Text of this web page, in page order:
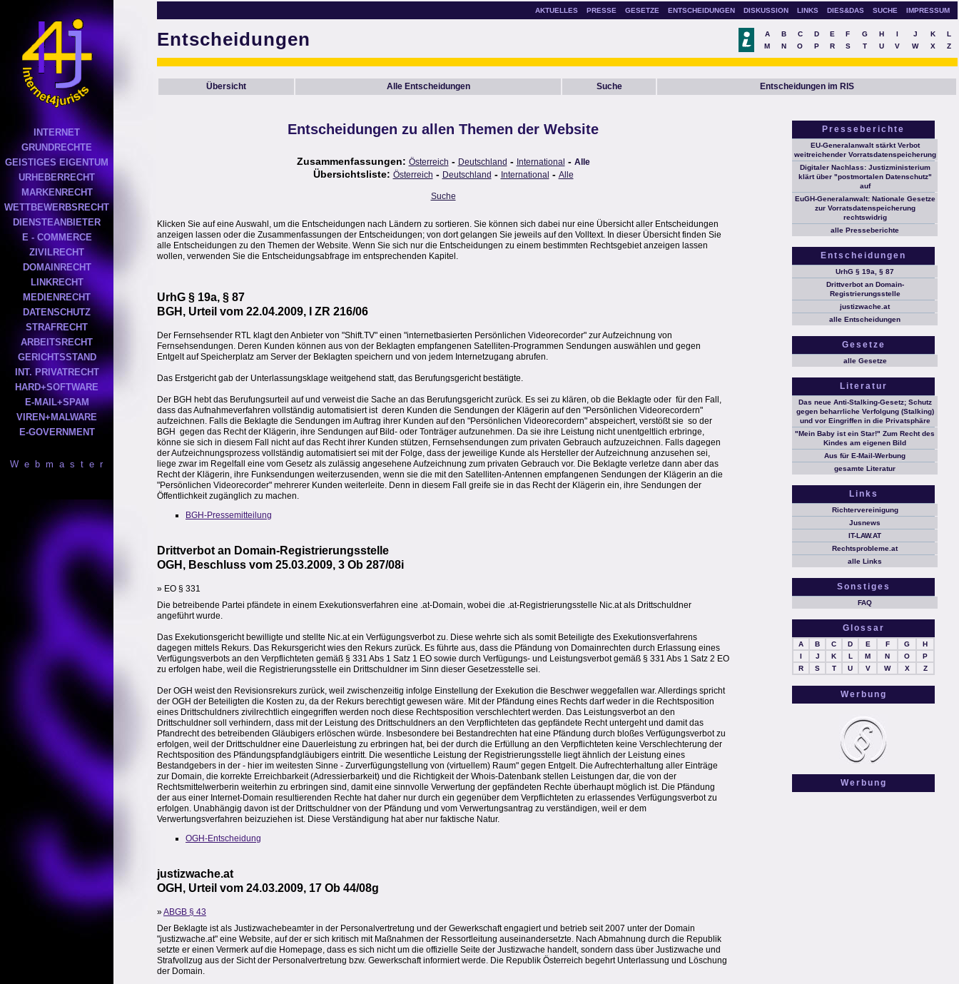
INTERNET
GRUNDRECHTE
GEISTIGES EIGENTUM
URHEBERRECHT
MARKENRECHT
WETTBEWERBSRECHT
DIENSTEANBIETER
E - COMMERCE
ZIVILRECHT
DOMAINRECHT
LINKRECHT
MEDIENRECHT
DATENSCHUTZ
STRAFRECHT
ARBEITSRECHT
GERICHTSSTAND
INT. PRIVATRECHT
HARD+SOFTWARE
E-MAIL+SPAM
VIREN+MALWARE
E-GOVERNMENT
W e b m a s t e r
AKTUELLES PRESSE GESETZE ENTSCHEIDUNGEN DISKUSSION LINKS DIES&DAS SUCHE IMPRESSUM
Entscheidungen A B C D E F G H I J K
L
M
N O P R S T U V W X Z
Übersicht Alle Entscheidungen Suche Entscheidungen im RIS
Entscheidungen zu allen Themen der Website
Zusammenfassungen: Österreich - Deutschland - International - Alle
Übersichtsliste: Österreich - Deutschland - International - Alle
Suche
Klicken Sie auf eine Auswahl, um die Entscheidungen nach Ländern zu sortieren. Sie können sich dabei nur eine Übersicht aller Entscheidungen
anzeigen lassen oder die Zusammenfassungen der Entscheidungen; von dort gelangen Sie jeweils auf den Volltext. In dieser Übersicht finden Sie
alle Entscheidungen zu den Themen der Website. Wenn Sie sich nur die Entscheidungen zu einem bestimmten Rechtsgebiet anzeigen lassen
wollen, verwenden Sie die Entscheidungsabfrage im entsprechenden Kapitel.
UrhG § 19a, § 87
BGH, Urteil vom 22.04.2009, I ZR 216/06
Der Fernsehsender RTL klagt den Anbieter von "Shift.TV" einen "internetbasierten Persönlichen Videorecorder" zur Aufzeichnung von
Fernsehsendungen. Deren Kunden können aus von der Beklagten empfangenen Satelliten-Programmen Sendungen auswählen und gegen
Entgelt auf Speicherplatz am Server der Beklagten speichern und von jedem Internetzugang abrufen.
Das Erstgericht gab der Unterlassungsklage weitgehend statt, das Berufungsgericht bestätigte.
Der BGH hebt das Berufungsurteil auf und verweist die Sache an das Berufungsgericht zurück. Es sei zu klären, ob die Beklagte oder  für den Fall,
dass das Aufnahmeverfahren vollständig automatisiert ist  deren Kunden die Sendungen der Klägerin auf den "Persönlichen Videorecordern"
aufzeichnen. Falls die Beklagte die Sendungen im Auftrag ihrer Kunden auf den "Persönlichen Videorecordern" abspeichert, verstößt sie  so der
BGH  gegen das Recht der Klägerin, ihre Sendungen auf Bild- oder Tonträger aufzunehmen. Da sie ihre Leistung nicht unentgeltlich erbringe,
könne sie sich in diesem Fall nicht auf das Recht ihrer Kunden stützen, Fernsehsendungen zum privaten Gebrauch aufzuzeichnen. Falls dagegen
der Aufzeichnungsprozess vollständig automatisiert sei mit der Folge, dass der jeweilige Kunde als Hersteller der Aufzeichnung anzusehen sei,
liege zwar im Regelfall eine vom Gesetz als zulässig angesehene Aufzeichnung zum privaten Gebrauch vor. Die Beklagte verletze dann aber das
Recht der Klägerin, ihre Funksendungen weiterzusenden, wenn sie die mit den Satelliten-Antennen empfangenen Sendungen der Klägerin an die
"Persönlichen Videorecorder" mehrerer Kunden weiterleite. Denn in diesem Fall greife sie in das Recht der Klägerin ein, ihre Sendungen der
Öffentlichkeit zugänglich zu machen.
BGH-Pressemitteilung
Drittverbot an Domain-Registrierungsstelle
OGH, Beschluss vom 25.03.2009, 3 Ob 287/08i
» EO § 331
Die betreibende Partei pfändete in einem Exekutionsverfahren eine .at-Domain, wobei die .at-Registrierungsstelle Nic.at als Drittschuldner
angeführt wurde.
Das Exekutionsgericht bewilligte und stellte Nic.at ein Verfügungsverbot zu. Diese wehrte sich als somit Beteiligte des Exekutionsverfahrens
dagegen mittels Rekurs. Das Rekursgericht wies den Rekurs zurück. Es führte aus, dass die Pfändung von Domainrechten durch Erlassung eines
Verfügungsverbots an den Verpflichteten gemäß § 331 Abs 1 Satz 1 EO sowie durch Verfügungs- und Leistungsverbot gemäß § 331 Abs 1 Satz 2 EO
zu erfolgen habe, weil die Registrierungsstelle ein Drittschuldner im Sinn dieser Gesetzesstelle sei.
Der OGH weist den Revisionsrekurs zurück, weil zwischenzeitig infolge Einstellung der Exekution die Beschwer weggefallen war. Allerdings spricht
der OGH der Beteiligten die Kosten zu, da der Rekurs berechtigt gewesen wäre. Mit der Pfändung eines Rechts darf weder in die Rechtsposition
eines Drittschuldners zivilrechtlich eingegriffen werden noch diese Rechtsposition verschlechtert werden. Das Leistungsverbot an den
Drittschuldner soll verhindern, dass mit der Leistung des Drittschuldners an den Verpflichteten das gepfändete Recht untergeht und damit das
Pfandrecht des betreibenden Gläubigers erlöschen würde. Insbesondere bei Bestandrechten hat eine Pfändung durch bloßes Verfügungsverbot zu
erfolgen, weil der Drittschuldner eine Dauerleistung zu erbringen hat, bei der durch die Erfüllung an den Verpflichteten keine Verschlechterung der
Rechtsposition des Pfändungspfandgläubigers eintritt. Die wesentliche Leistung der Registrierungsstelle liegt ähnlich der Leistung eines
Bestandgebers in der - hier im weitesten Sinne - Zurverfügungstellung von (virtuellem) Raum" gegen Entgelt. Die Aufrechterhaltung aller Einträge
zur Domain, die korrekte Erreichbarkeit (Adressierbarkeit) und die Richtigkeit der Whois-Datenbank stellen Leistungen dar, die von der
Rechtsmittelwerberin weiterhin zu erbringen sind, damit eine sinnvolle Verwertung der gepfändeten Rechte überhaupt möglich ist. Die Pfändung
der aus einer Internet-Domain resultierenden Rechte hat daher nur durch ein gegenüber dem Verpflichteten zu erlassendes Verfügungsverbot zu
erfolgen. Unabhängig davon ist der Drittschuldner von der Pfändung und vom Verwertungsantrag zu verständigen, weil er dem
Verwertungsverfahren beizuziehen ist. Diese Verständigung hat aber nur faktische Natur.
OGH-Entscheidung
justizwache.at
OGH, Urteil vom 24.03.2009, 17 Ob 44/08g
»ABGB § 43
Der Beklagte ist als Justizwachebeamter in der Personalvertretung und der Gewerkschaft engagiert und betrieb seit 2007 unter der Domain
"justizwache.at" eine Website, auf der er sich kritisch mit Maßnahmen der Ressortleitung auseinandersetzte. Nach Abmahnung durch die Republik
setzte er einen Vermerk auf die Homepage, dass es sich nicht um die offizielle Seite der Justizwache handelt, sondern dass über Justizwache und
Strafvollzug aus der Sicht der Personalvertretung bzw. Gewerkschaft informiert werde. Die Republik Österreich begehrt Unterlassung und Löschung
der Domain.
Presseberichte
EU-Generalanwalt stärkt Verbot
weitreichender Vorratsdatenspeicherung
Digitaler Nachlass: Justizministerium
klärt über "postmortalen Datenschutz"
auf
EuGH-Generalanwalt: Nationale Gesetze
zur Vorratsdatenspeicherung
rechtswidrig
alle Presseberichte
Entscheidungen
UrhG § 19a, § 87
Drittverbot an Domain-
Registrierungsstelle
justizwache.at
alle Entscheidungen
Gesetze
alle Gesetze
Literatur
Das neue Anti-Stalking-Gesetz; Schutz
gegen beharrliche Verfolgung (Stalking)
und vor Eingriffen in die Privatsphäre
"Mein Baby ist ein Star!" Zum Recht des
Kindes am eigenen Bild
Aus für E-Mail-Werbung
gesamte Literatur
Links
Richtervereinigung
Jusnews
IT-LAW.AT
Rechtsprobleme.at
alle Links
Sonstiges
FAQ
Glossar
A B C D E F G
H
I
J K L M N O
P
R
S T U V W X Z
Werbung
Werbung